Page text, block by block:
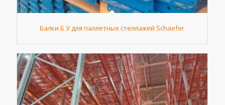
Балки Б У для паллетных стеллажей Schaefer